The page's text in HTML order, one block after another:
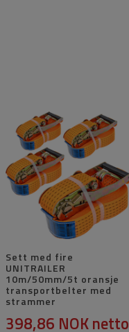
Sett med fire
UNITRAILER
10m/50mm/5t oransje
transportbelter med
strammer
398,86 NOKnetto